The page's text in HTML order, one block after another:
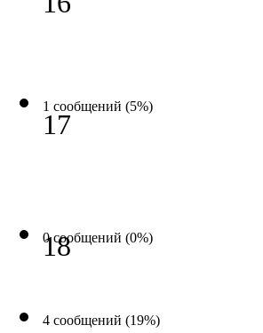
1 сообщений (5%)
17
0 сообщений (0%)
18
4 сообщений (19%)